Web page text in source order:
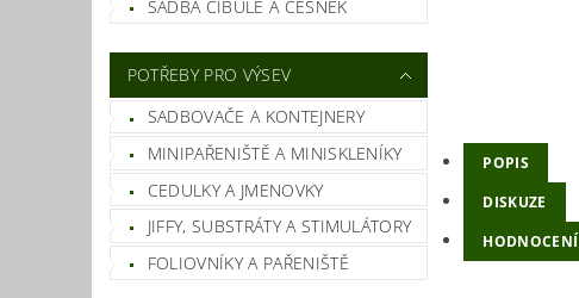
SADBA CIBULE A ČESNEK
POTŘEBY PRO VÝSEV
SADBOVAČE A KONTEJNERY
MINIPAŘENIŠTĚ A MINISKLENÍKY
CEDULKY A JMENOVKY
JIFFY, SUBSTRÁTY A STIMULÁTORY
FOLIOVNÍKY A PAŘENIŠTĚ
POPIS
DISKUZE
HODNOCENÍ